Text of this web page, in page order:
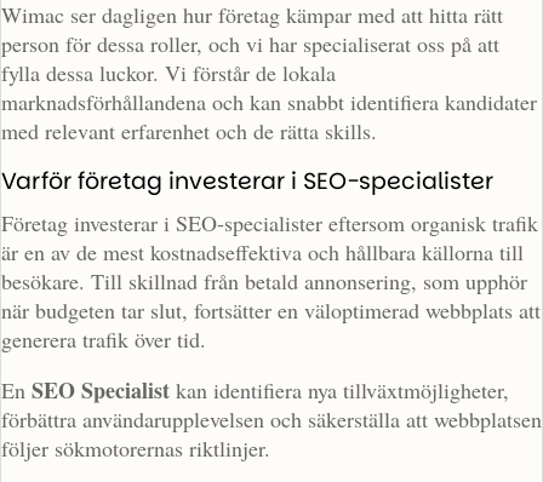
Wimac ser dagligen hur företag kämpar med att hitta rätt
person för dessa roller, och vi har specialiserat oss på att
fylla dessa luckor. Vi förstår de lokala
marknadsförhållandena och kan snabbt identifiera kandidater
med relevant erfarenhet och de rätta skills.
Varför företag investerar i SEO-specialister
Företag investerar i SEO-specialister eftersom organisk trafik
är en av de mest kostnadseffektiva och hållbara källorna till
besökare. Till skillnad från betald annonsering, som upphör
när budgeten tar slut, fortsätter en väloptimerad webbplats att
generera trafik över tid.
En SEO Specialist kan identifiera nya tillväxtmöjligheter,
förbättra användarupplevelsen och säkerställa att webbplatsen
följer sökmotorernas riktlinjer.